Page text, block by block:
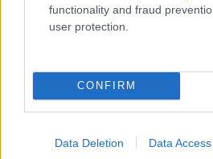
functionality and fraud
user protection.
CONFIRM
Data Deletion Data Access
bo povzel po najnovejši
ni naključje. Oblikovno bo
uzrla v prihodnjih mesecih,
predvidenim rokom,sledil pa
Ob tem se zdi, da novinec